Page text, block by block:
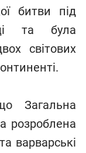
битви під
та була
світових
Загальна
розроблена
варварські